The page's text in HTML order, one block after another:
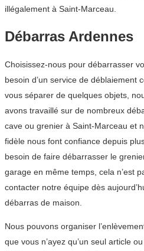
illégalement à Saint-Marceau.
Débarras Ardennes
Choisissez-nous pour débarrasser
besoin d’un service de déblaiement
vous séparer de quelques objets,
avons travaillé sur de nombreux
cave ou grenier à Saint-Marceau et
fidèle nous font confiance depuis
besoin de faire débarrasser le
garage en même temps, cela n’est
contacter notre équipe dès
débarras de maison.
Nous pouvons organiser
que vous n’ayez qu’un seul article